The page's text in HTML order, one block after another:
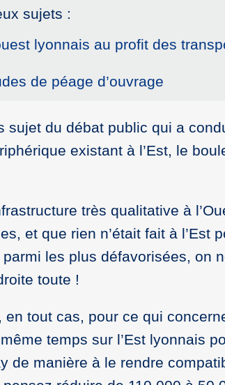
sujets :
lyonnais au profit des
de péage d’ouvrage
sujet du débat public qui a
existant à l’Est, le
très qualitative à
et que rien n’était fait à l’Est
les plus défavorisées, on
toute !
tout cas, pour ce qui
temps sur l’Est lyonnais
de manière à le rendre